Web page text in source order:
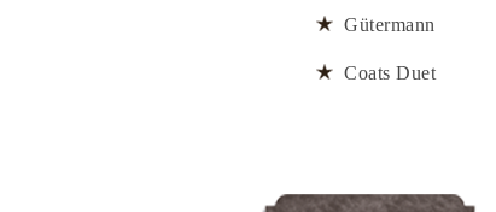
Gütermann
Coats Duet